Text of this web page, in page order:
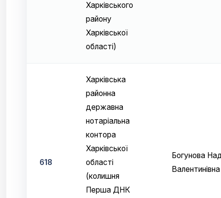
Харківського
району
Харківської
області)
618
Харківська
районна
державна
нотаріальна
контора
Харківської
області
(колишня
Перша ДНК
Богунова
Валентинівна